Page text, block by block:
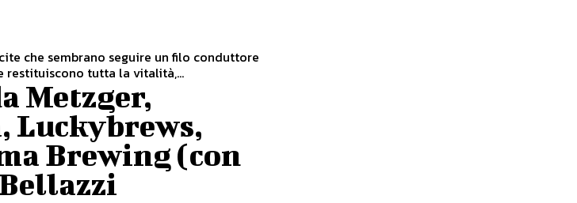
che sembrano seguire un filo conduttore
restituiscono tutta la vitalità,...
Metzger,
Luckybrews,
Brewing (con